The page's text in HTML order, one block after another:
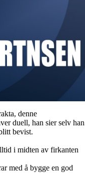
denne
duell, han sier selv han
bevist.
i midten av firkanten
med å bygge en god